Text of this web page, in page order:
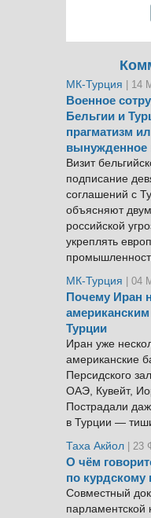
МК-Турция | 14
Военное
Бельгии и
прагматизм
вынужденное
Визит
подписание
соглашений с
объясняют
российской
укреплять
МК-Турция
| 04
Почему Иран
Турции
Иран уже
американские
Персидского
ОАЭ, Кувейт,
Пострадали
в Турции —
Таха Акйол | 23
О чём
по курдскому
Совместный
парламентской